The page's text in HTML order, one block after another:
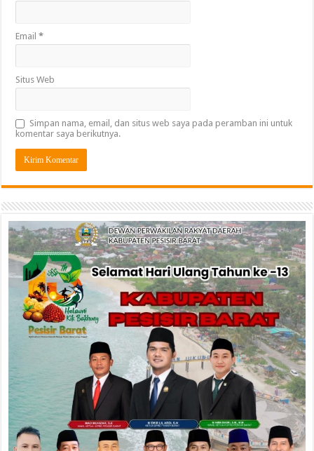
Email*
Situs Web
Simpan nama, email, dan situs web saya pada peramban ini untuk
komentar saya berikutnya.